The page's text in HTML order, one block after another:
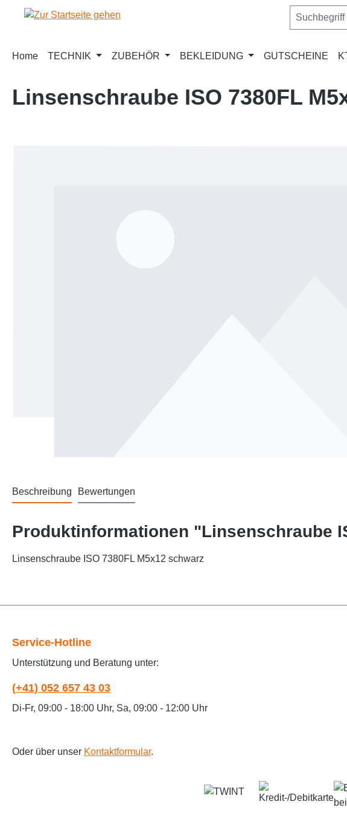
Hauptinhalt springen
Zur Suche springen
Zur Hauptnavigation springen
Home TECHNIK ZUBEHÖR BEKLEIDUNG GUTSCHEINE
Linsenschraube ISO 7380FL
Beschreibung Bewertungen
Produktinformationen "Linsenschraube
Linsenschraube ISO 7380FL M5x12 schwarz
Service-Hotline
Unterstützung und Beratung unter:
(+41) 052 657 43 03
Di-Fr, 09:00 - 18:00 Uhr, Sa, 09:00 - 12:00 Uhr
Oder über unser Kontaktformular.